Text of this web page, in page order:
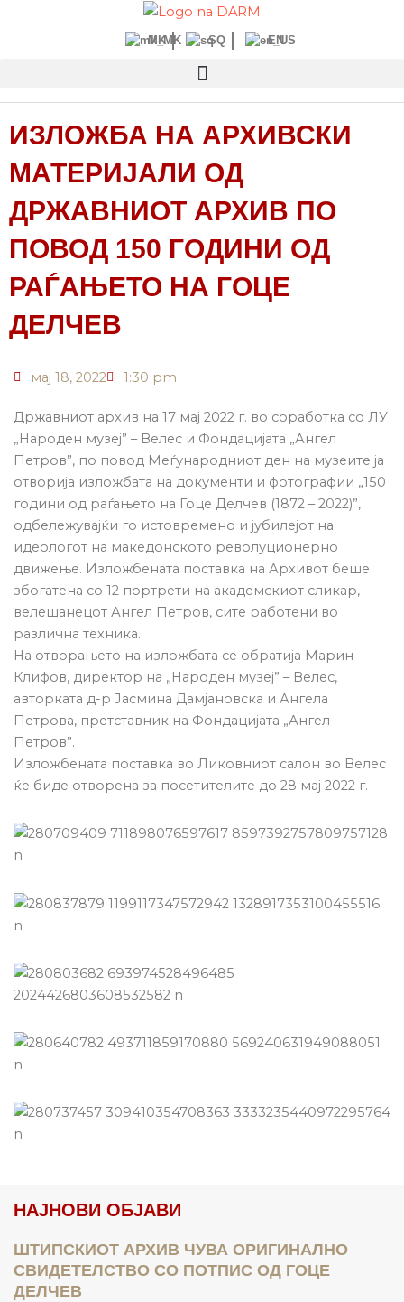
MK SQ EN
ИЗЛОЖБА НА АРХИВСКИ
МАТЕРИЈАЛИ ОД
ДРЖАВНИОТ АРХИВ ПО
ПОВОД 150 ГОДИНИ ОД
РАЃАЊЕТО НА ГОЦЕ
ДЕЛЧЕВ
мај 18, 2022 1:30 pm
Државниот архив на 17 мај 2022 г. во соработка со ЛУ
„Народен музеј” – Велес и Фондацијата „Ангел
Петров”, по повод Меѓународниот ден на музеите ја
отворија изложбата на документи и фотографии „150
години од раѓањето на Гоце Делчев (1872 – 2022)”,
одбележувајќи го истовремено и јубилејот на
идеологот на македонското револуционерно
движење. Изложбената поставка на Архивот беше
збогатена со 12 портрети на академскиот сликар,
велешанецот Ангел Петров, сите работени во
различна техника.
На отворањето на изложбата се обратија Марин
Клифов, директор на „Народен музеј” – Велес,
авторката д-р Јасмина Дамјановска и Ангела
Петрова, претставник на Фондацијата „Ангел
Петров”.
Изложбената поставка во Ликовниот салон во Велес
ќе биде отворена за посетителите до 28 мај 2022 г.
НАЈНОВИ ОБЈАВИ
ШТИПСКИОТ АРХИВ ЧУВА ОРИГИНАЛНО
СВИДЕТЕЛСТВО СО ПОТПИС ОД ГОЦЕ
ДЕЛЧЕВ